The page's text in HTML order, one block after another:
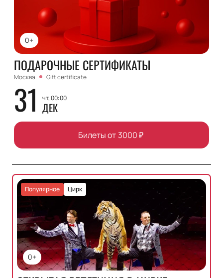
0+
ПОДАРОЧНЫЕ СЕРТИФИКАТЫ
Москва Gift certificate
31 чт, 00:00
ДЕК
Билеты от 3000₽
0+
Цирк
Популярное